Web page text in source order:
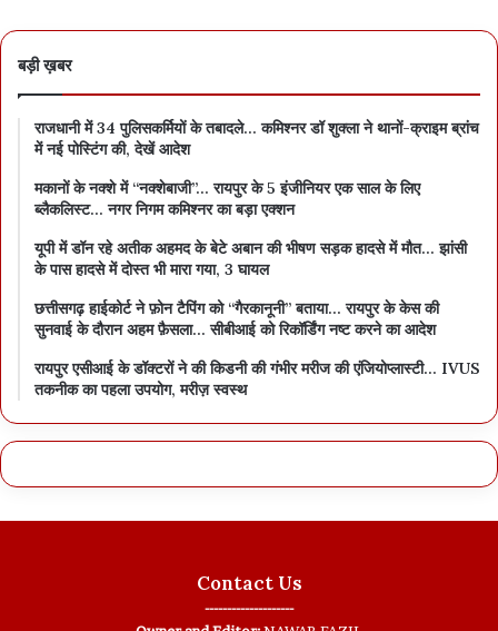
बड़ी ख़बर
राजधानी में 34 पुलिसकर्मियों के तबादले… कमिश्नर डॉ शुक्ला ने थानों-क्राइम ब्रांच
में नई पोस्टिंग की, देखें आदेश
मकानों के नक्शे में “नक्शेबाजी”… रायपुर के 5 इंजीनियर एक साल के लिए
ब्लैकलिस्ट… नगर निगम कमिश्नर का बड़ा एक्शन
यूपी में डॉन रहे अतीक अहमद के बेटे अबान की भीषण सड़क हादसे में मौत… झांसी
के पास हादसे में दोस्त भी मारा गया, 3 घायल
छत्तीसगढ़ हाईकोर्ट ने फ़ोन टैपिंग को “गैरकानूनी” बताया… रायपुर के केस की
सुनवाई के दौरान अहम फ़ैसला… सीबीआई को रिकॉर्डिंग नष्ट करने का आदेश
रायपुर एसीआई के डॉक्टरों ने की किडनी की गंभीर मरीज की एंजियोप्लास्टी… IVUS
तकनीक का पहला उपयोग, मरीज़ स्वस्थ
Contact Us
--------------------